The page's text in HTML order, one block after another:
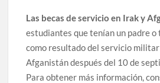
Las becas de servicio en Irak y
estudiantes que tenían un padre
como resultado del servicio
Afganistán después del 10 de
Para obtener más información,